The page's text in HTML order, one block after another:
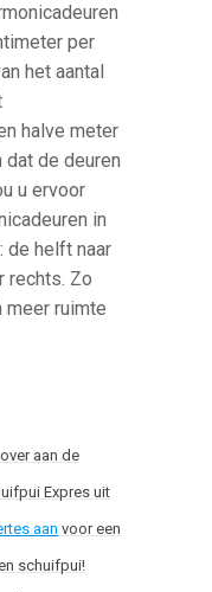
per
het aantal
halve meter
dat de deuren
u ervoor
in
de helft naar
rechts. Zo
meer ruimte
aan de
Expres uit
aan voor een
schuifpui!